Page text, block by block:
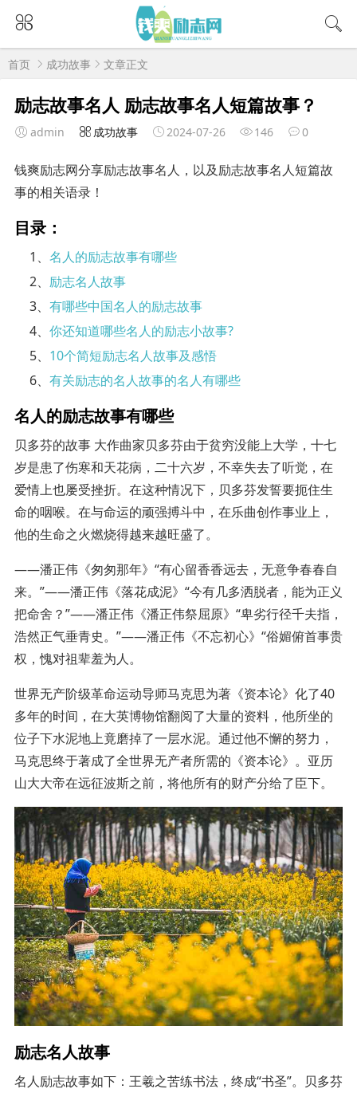
首页 成功故事 文章正文
励志故事名人 励志故事名人短篇故事？
admin 成功故事 2024-07-26 146 0
钱爽励志网分享励志故事名人，以及励志故事名人短篇故
事的相关语录！
目录：
1、名人的励志故事有哪些
2、 励志名人故事
3、有哪些中国名人的励志故事
4、你还知道哪些名人的励志小故事?
5、 10个简短励志名人故事及感悟
6、有关励志的名人故事的名人有哪些
名人的励志故事有哪些
贝多芬的故事 大作曲家贝多芬由于贫穷没能上大学，十七
岁是患了伤寒和天花病，二十六岁，不幸失去了听觉，在
爱情上也屡受挫折。在这种情况下，贝多芬发誓要扼住生
命的咽喉。在与命运的顽强搏斗中，在乐曲创作事业上，
他的生命之火燃烧得越来越旺盛了。
——潘正伟《匆匆那年》“有心留香香远去，无意争春春自
来。”——潘正伟《落花成泥》“今有几多洒脱者，能为正义
把命舍？”——潘正伟《潘正伟祭屈原》“卑劣行径千夫指，
浩然正气垂青史。”——潘正伟《不忘初心》“俗媚俯首事贵
权，愧对祖辈羞为人。
世界无产阶级革命运动导师马克思为著《资本论》化了40
多年的时间，在大英博物馆翻阅了大量的资料，他所坐的
位子下水泥地上竟磨掉了一层水泥。通过他不懈的努力，
马克思终于著成了全世界无产者所需的《资本论》。亚历
山大大帝在远征波斯之前，将他所有的财产分给了臣下。
励志名人故事
名人励志故事如下：王羲之苦练书法，终成“书圣”。贝多芬